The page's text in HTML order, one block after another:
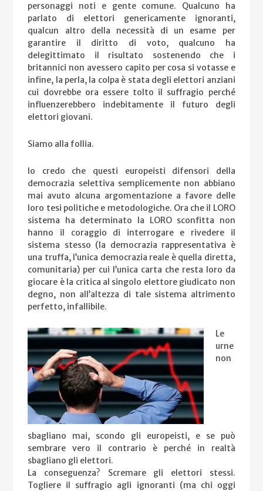
personaggi noti e gente comune. Qualcuno ha
parlato di elettori genericamente ignoranti,
qualcun altro della necessità di un esame per
garantire il diritto di voto, qualcuno ha
delegittimato il risultato sostenendo che i
britannici non avessero capito per cosa si votasse e
infine, la perla, la colpa è stata degli elettori anziani
cui dovrebbe ora essere tolto il suffragio perché
influenzerebbero indebitamente il futuro degli
elettori giovani.
Siamo alla follia.
Io credo che questi europeisti difensori della
democrazia selettiva semplicemente non abbiano
mai avuto alcuna argomentazione a favore delle
loro tesi politiche e metodologiche. Ora che il LORO
sistema ha determinato la LORO sconfitta non
hanno il coraggio di interrogare e rivedere il
sistema stesso (la democrazia rappresentativa è
una truffa, l’unica democrazia reale è quella diretta,
comunitaria) per cui l’unica carta che resta loro da
giocare è la critica al singolo elettore giudicato non
degno, non all’altezza di tale sistema altrimento
perfetto, infallibile.
Le
urne
non
sbagliano mai, scondo gli europeisti, e se può
sembrare vero il contrario è perché in realtà
sbagliano gli elettori.
La conseguenza? Scremare gli elettori stessi.
Togliere il suffragio agli ignoranti (ma chi oggi